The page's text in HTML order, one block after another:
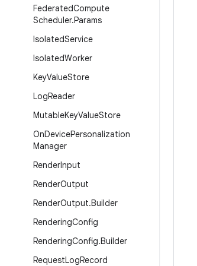
FederatedCompute
Scheduler.Params
IsolatedService
IsolatedWorker
KeyValueStore
LogReader
MutableKeyValueStore
OnDevicePersonalization
Manager
RenderInput
RenderOutput
RenderOutput.Builder
RenderingConfig
RenderingConfig.Builder
RequestLogRecord